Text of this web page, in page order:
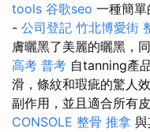
tools 谷歌seo 一種簡單
- 公司登記 竹北博愛街
膚曬黑了美麗的曬黑，
高考 普考 自tanning產
滑，條紋和瑕疵的驚人
副作用，並且適合所有
CONSOLE 整骨 推拿 與